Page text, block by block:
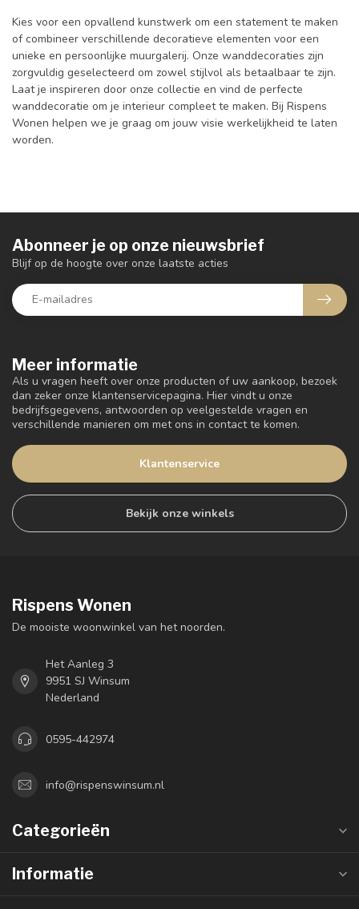
Kies voor een opvallend kunstwerk om een statement te maken
of combineer verschillende decoratieve elementen voor een
unieke en persoonlijke muurgalerij. Onze wanddecoraties zijn
zorgvuldig geselecteerd om zowel stijlvol als betaalbaar te zijn.
Laat je inspireren door onze collectie en vind de perfecte
wanddecoratie om je interieur compleet te maken. Bij Rispens
Wonen helpen we je graag om jouw visie werkelijkheid te laten
worden.
Meer informatie
Als u vragen heeft over onze producten of uw aankoop, bezoek
dan zeker onze klantenservicepagina. Hier vindt u onze
bedrijfsgegevens, antwoorden op veelgestelde vragen en
verschillende manieren om met ons in contact te komen.
Klantenservice
Bekijk onze winkels
Abonneer je op onze nieuwsbrief
Blijf op de hoogte over onze laatste acties
Rispens Wonen
De mooiste woonwinkel van het noorden.
Het Aanleg 3
9951 SJ Winsum
Nederland
0595-442974
info@rispenswinsum.nl
Categorieën
Informatie